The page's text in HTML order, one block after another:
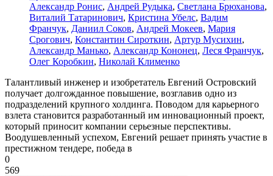
Александр Ронис, Андрей Рудыка, Светлана Брюханова,
Виталий Татаринович, Кристина Убелс, Вадим
Франчук, Даниил Соков, Андрей Мокеев, Мария
Срогович, Константин Сироткин, Артур Мусихин,
Александр Манько, Александр Кононец, Леся Франчук,
Олег Коробкин, Николай Клименко
Талантливый инженер и изобретатель Евгений Островский
получает долгожданное повышение, возглавив одно из
подразделений крупного холдинга. Поводом для карьерного
взлета становится разработанный им инновационный проект,
который приносит компании серьезные перспективы.
Воодушевленный успехом, Евгений решает принять участие в
престижном тендере, победа в
0
569